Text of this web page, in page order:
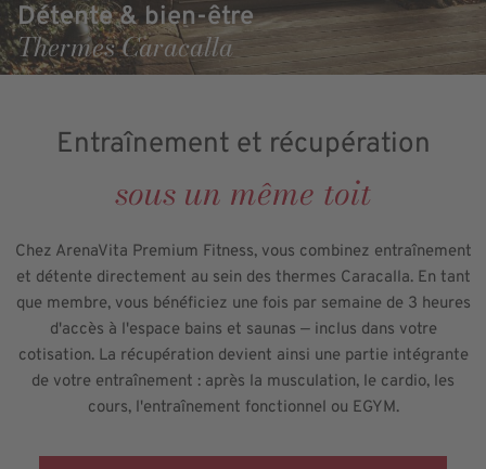
Détente & bien-être
Thermes Caracalla
Entraînement et récupération
sous un même toit
Chez ArenaVita Premium Fitness, vous combinez entraînement
et détente directement au sein des thermes Caracalla. En tant
que membre, vous bénéficiez une fois par semaine de 3 heures
d'accès à l'espace bains et saunas — inclus dans votre
cotisation. La récupération devient ainsi une partie intégrante
de votre entraînement : après la musculation, le cardio, les
cours, l'entraînement fonctionnel ou EGYM.